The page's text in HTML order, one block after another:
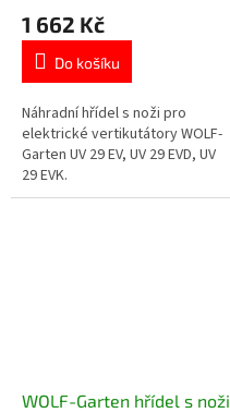
1 662 Kč
Do košíku
Náhradní hřídel s noži pro
elektrické vertikutátory WOLF-
Garten UV 29 EV, UV 29 EVD, UV
29 EVK.
WOLF-Garten hřídel s noži